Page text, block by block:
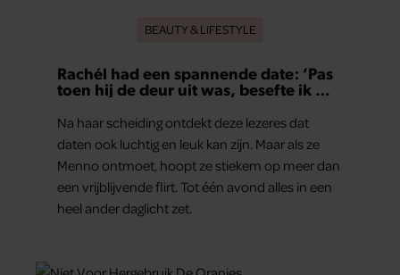
BEAUTY & LIFESTYLE
Rachél had een spannende date: ‘Pas
toen hij de deur uit was, besefte ik wat
Na haar scheiding ontdekt deze lezeres dat
daten ook luchtig en leuk kan zijn. Maar als ze
Menno ontmoet, hoopt ze stiekem op meer dan
een vrijblijvende flirt. Tot één avond alles in een
heel ander daglicht zet.